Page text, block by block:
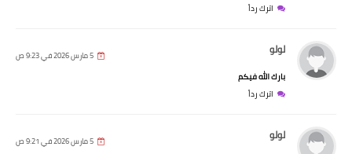
اترك رداً
لولو 5 مارس 2026 في 9:23 ص
بارك الله فيكم
اترك رداً
لولو 5 مارس 2026 في 9:21 ص